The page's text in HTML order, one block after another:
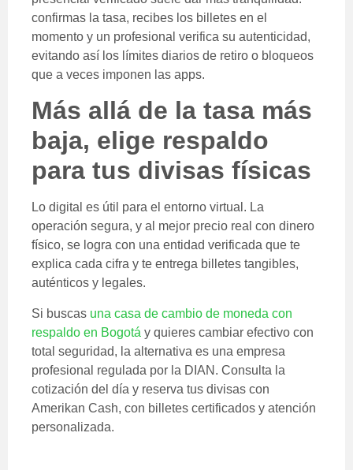
confirmas la tasa, recibes los billetes en el
momento y un profesional verifica su autenticidad,
evitando así los límites diarios de retiro o bloqueos
que a veces imponen las apps.
Más allá de la tasa más
baja, elige respaldo
para tus divisas físicas
Lo digital es útil para el entorno virtual. La
operación segura, y al mejor precio real con dinero
físico, se logra con una entidad verificada que te
explica cada cifra y te entrega billetes tangibles,
auténticos y legales.
Si buscas una casa de cambio de moneda con
respaldo en Bogotá y quieres cambiar efectivo con
total seguridad, la alternativa es una empresa
profesional regulada por la DIAN. Consulta la
cotización del día y reserva tus divisas con
Amerikan Cash, con billetes certificados y atención
personalizada.